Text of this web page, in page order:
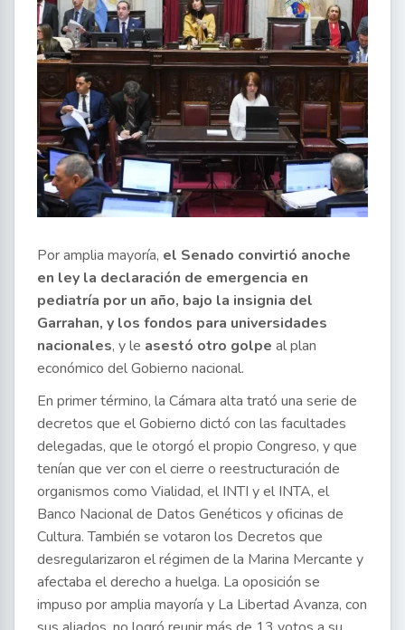
Por amplia mayoría, el Senado convirtió anoche
en ley la declaración de emergencia en
pediatría por un año, bajo la insignia del
Garrahan, y los fondos para universidades
nacionales, y le asestó otro golpe al plan
económico del Gobierno nacional.
En primer término, la Cámara alta trató una serie de
decretos que el Gobierno dictó con las facultades
delegadas, que le otorgó el propio Congreso, y que
tenían que ver con el cierre o reestructuración de
organismos como Vialidad, el INTI y el INTA, el
Banco Nacional de Datos Genéticos y oficinas de
Cultura. También se votaron los Decretos que
desregularizaron el régimen de la Marina Mercante y
afectaba el derecho a huelga. La oposición se
impuso por amplia mayoría y La Libertad Avanza, con